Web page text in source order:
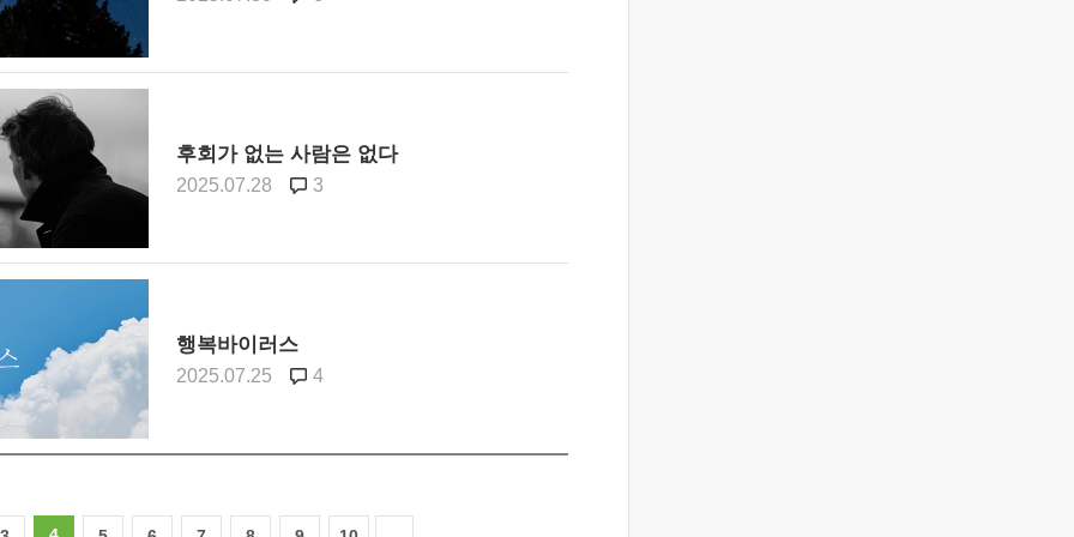
후회가 없는 사람은 없다
2025.07.28 3
행복바이러스
2025.07.25 4